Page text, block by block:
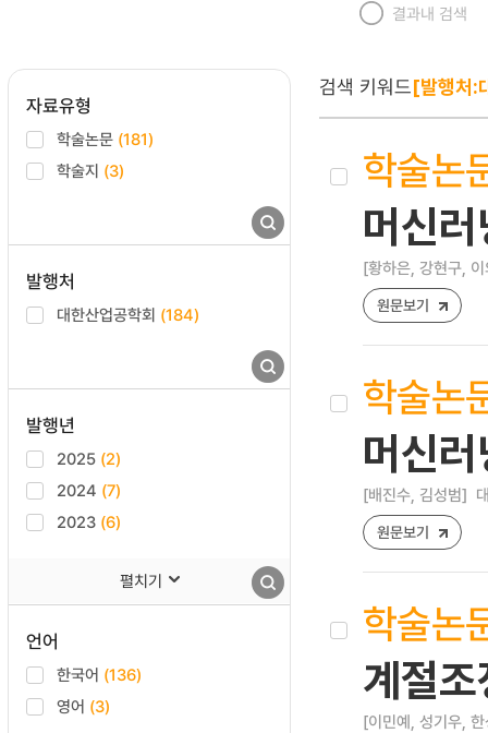
결과내 검색
자료유형
학술논문 (181)
학술지 (3)
발행처
대한산업공학회 (184)
발행년
2025 (2)
2024 (7)
2023 (6)
펼치기
언어
한국어 (136)
영어 (3)
검색 키워드[발행처:
학술논
머신
[황하은, 강현구,
원문보기
학술논
머신
[배진수, 김성범]
원문보기
학술논
계절
[이민예, 성기우,